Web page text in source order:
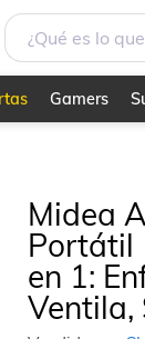
Gamers
Midea
Portátil
en 1:
Ventila,